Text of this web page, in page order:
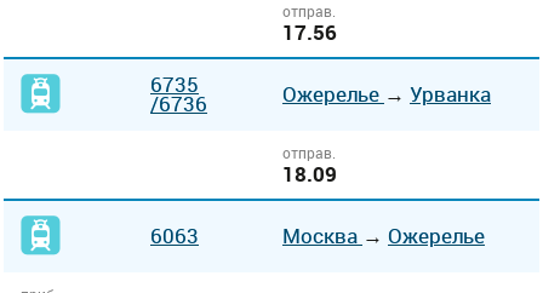
отправ.
17.56
6735
/6736 Ожерелье → Урванка
отправ.
18.09
6063 Москва → Ожерелье